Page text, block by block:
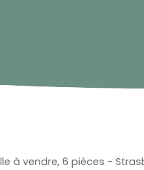
à vendre, 6 pièces -